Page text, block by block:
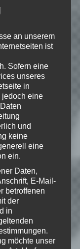
und
de-
9115-
an unserem
ist
Sofern eine
unseres
in
jedoch eine
und
keine
eine
ein.
Daten,
E-Mail-
betroffenen
der
in
möchte unser